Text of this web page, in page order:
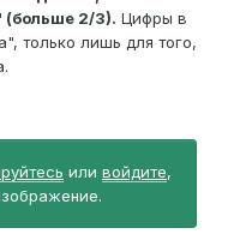
(больше 2/3). Цифры в
только лишь для того,
или войдите,